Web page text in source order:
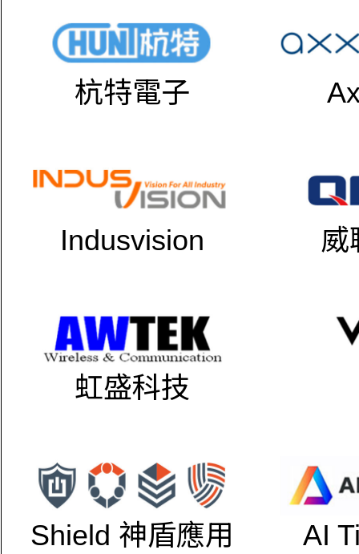
杭特電子
Indusvision 威
虹盛科技
Shield 神盾應用 AI